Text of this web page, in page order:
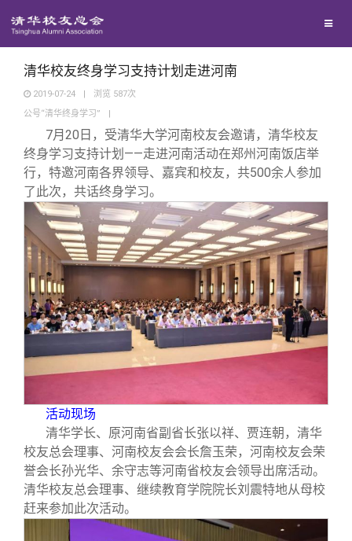
地区联络
院系校友工作
专业委员会
兴趣群体
西南联大校友会
回馈母校
捐赠纪事
捐赠方法
义工计划
《清华校友通讯》
《水木清华》
我要订阅
新媒体平台
百年清华
清华人物
清华故事
青春风采
校友文苑
校友讲坛
校友视界
校友服务
终身学习
信息化服务
三创大赛
实用信息
校友总会
总会简介
会长致辞
总会章程
理事会名单
关闭
清华校友终身学习支持计划走进河南
2019-07-24 | 浏览 587次
公号“清华终身学习”
|
7月20日，受清华大学河南校友会邀请，清华校友
终身学习支持计划——走进河南活动在郑州河南饭店举
行，特邀河南各界领导、嘉宾和校友，共500余人参加
了此次，共话终身学习。
活动现场
清华学长、原河南省副省长张以祥、贾连朝，清华
校友总会理事、河南校友会会长詹玉荣，河南校友会荣
誉会长孙光华、余守志等河南省校友会领导出席活动。
清华校友总会理事、继续教育学院院长刘震特地从母校
赶来参加此次活动。